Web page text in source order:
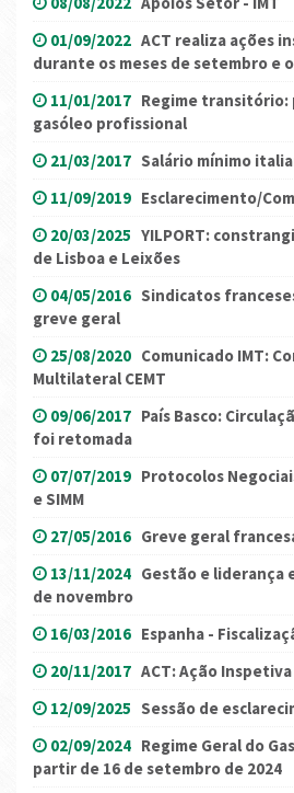
01/09/2022 ACT realiza ações
durante os meses de setembro e
11/01/2017 Regime
gasóleo profissional
21/03/2017 Salário mínimo
11/09/2019 Esclarecimento/
20/03/2025 YILPORT:
de Lisboa e Leixões
04/05/2016 Sindicatos
greve geral
25/08/2020 Comunicado IMT:
Multilateral CEMT
09/06/2017 País Basco:
foi retomada
07/07/2019 Protocolos
e SIMM
27/05/2016 Greve geral
13/11/2024 Gestão e liderança
de novembro
16/03/2016 Espanha -
20/11/2017 ACT: Ação
12/09/2025 Sessão de
02/09/2024 Regime Geral do
partir de 16 de setembro de 2024